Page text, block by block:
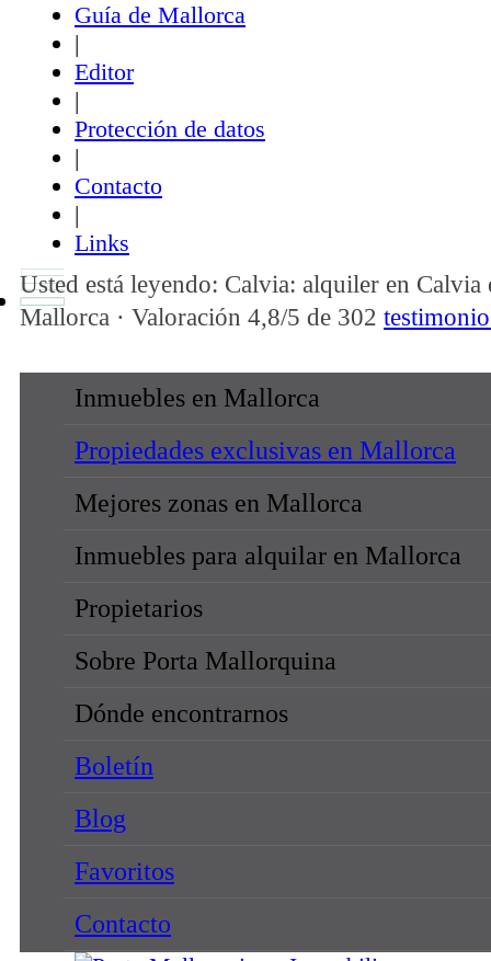
Guía de Mallorca
|
Editor
|
Protección de datos
|
Contacto
|
Links
Inmuebles en Mallorca
Propiedades exclusivas en Mallorca
Mejores zonas en Mallorca
Inmuebles para alquilar en Mallorca
Propietarios
Sobre Porta Mallorquina
Dónde encontrarnos
Boletín
Blog
Favoritos
Contacto
Usted está leyendo: Calvia: alquiler en Calvia
Mallorca · Valoración 4,8/5 de 302